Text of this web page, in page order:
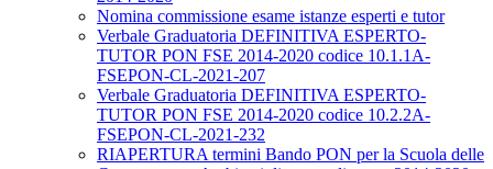
Nomina commissione esame istanze esperti e tutor
Verbale Graduatoria DEFINITIVA ESPERTO-
TUTOR PON FSE 2014-2020 codice 10.1.1A-
FSEPON-CL-2021-207
Verbale Graduatoria DEFINITIVA ESPERTO-
TUTOR PON FSE 2014-2020 codice 10.2.2A-
FSEPON-CL-2021-232
RIAPERTURA termini Bando PON per la Scuola delle